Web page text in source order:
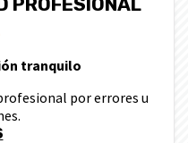
tranquilo
por errores u